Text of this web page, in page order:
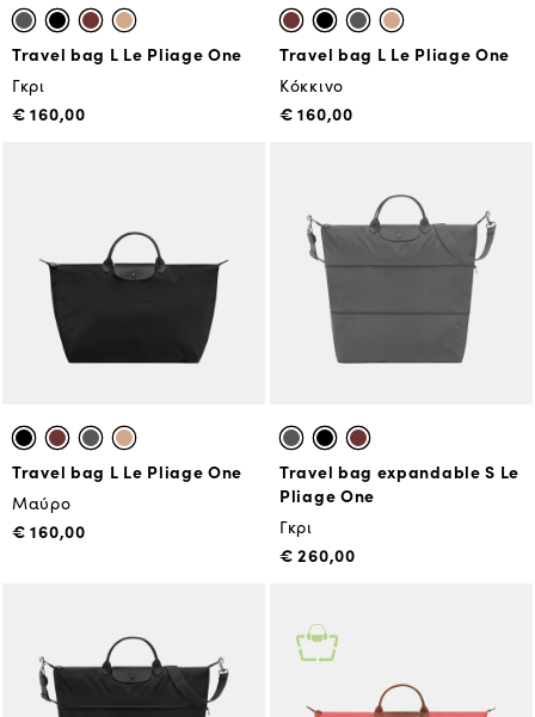
Travel bag L Le Pliage One
Γκρι
€ 160,00
Travel bag L Le Pliage One
Κόκκινο
€ 160,00
Travel bag L Le Pliage One
Μαύρο
€ 160,00
Travel bag expandable S Le
Pliage One
Γκρι
€ 260,00